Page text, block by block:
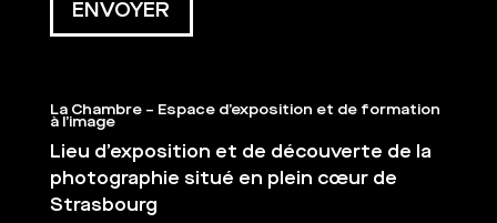
La Chambre – Espace d’exposition et de formation
à l’image
Lieu d’exposition et de découverte de la
photographie situé en plein cœur de
Strasbourg